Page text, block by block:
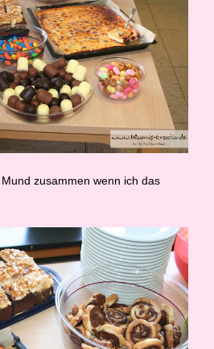
zusammen wenn ich das